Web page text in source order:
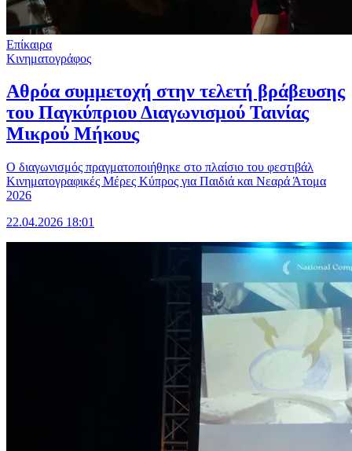
Επίκαιρα
Κινηματογράφος
Αθρόα συμμετοχή στην τελετή βράβευσης
του Παγκύπριου Διαγωνισμού Ταινίας
Μικρού Μήκους
Ο διαγωνισμός πραγματοποιήθηκε στο πλαίσιο του φεστιβάλ
Κινηματογραφικές Μέρες Κύπρος για Παιδιά και Νεαρά Άτομα
2026
22.04.2026 18:01